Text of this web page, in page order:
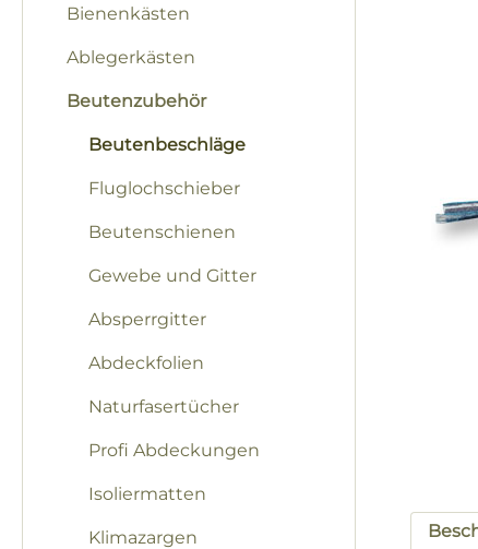
Bienenkästen
Ablegerkästen
Beutenzubehör
Beutenbeschläge
Fluglochschieber
Beutenschienen
Gewebe und Gitter
Absperrgitter
Abdeckfolien
Naturfasertücher
Profi Abdeckungen
Isoliermatten
Klimazargen